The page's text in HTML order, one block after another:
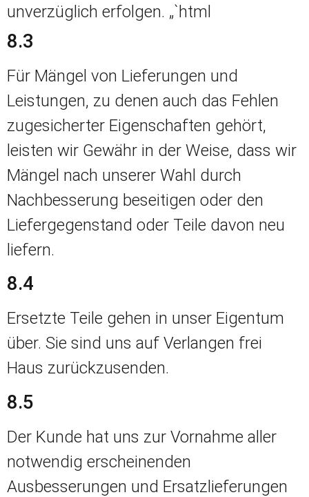
unverzüglich erfolgen. „`html
8.3
Für Mängel von Lieferungen und
Leistungen, zu denen auch das Fehlen
zugesicherter Eigenschaften gehört,
leisten wir Gewähr in der Weise, dass wir
Mängel nach unserer Wahl durch
Nachbesserung beseitigen oder den
Liefergegenstand oder Teile davon neu
liefern.
8.4
Ersetzte Teile gehen in unser Eigentum
über. Sie sind uns auf Verlangen frei
Haus zurückzusenden.
8.5
Der Kunde hat uns zur Vornahme aller
notwendig erscheinenden
Ausbesserungen und Ersatzlieferungen